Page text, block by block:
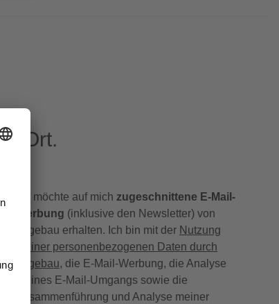
Ort.
Ich möchte auf mich zugeschnittene E-Mail-
Werbung (inklusive den Newsletter) von
hagebau erhalten. Ich bin mit der Nutzung
meiner personenbezogenen Daten durch
hagebau, die E-Mail-Werbung, die Analyse
meines E-Mail-Umgangs sowie die
Zusammenführung und Analyse meiner